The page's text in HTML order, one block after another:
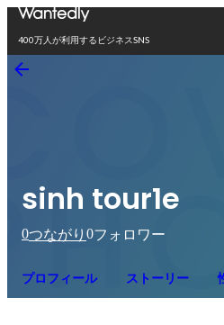
400万人が利用するビジネスSNS
sinh tour1e
0つながり 0フォロワー
プロフィール ストーリー